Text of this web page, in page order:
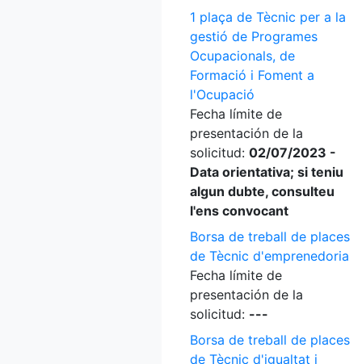
1 plaça de Tècnic per a la
gestió de Programes
Ocupacionals, de
Formació i Foment a
l'Ocupació
Fecha límite de
presentación de la
solicitud: 02/07/2023 -
Data orientativa; si teniu
algun dubte, consulteu
l'ens convocant
Borsa de treball de places
de Tècnic d'emprenedoria
Fecha límite de
presentación de la
solicitud: ---
Borsa de treball de places
de Tècnic d'igualtat i